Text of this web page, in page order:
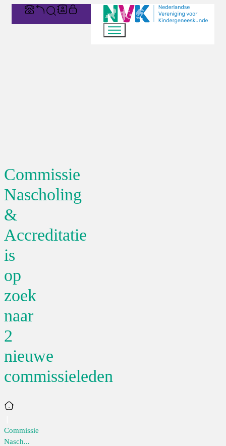
Commissie
Nascholing
&
Accreditatie
is
op
zoek
naar
2
nieuwe
commissieleden
Home
Commissie
Nasch...